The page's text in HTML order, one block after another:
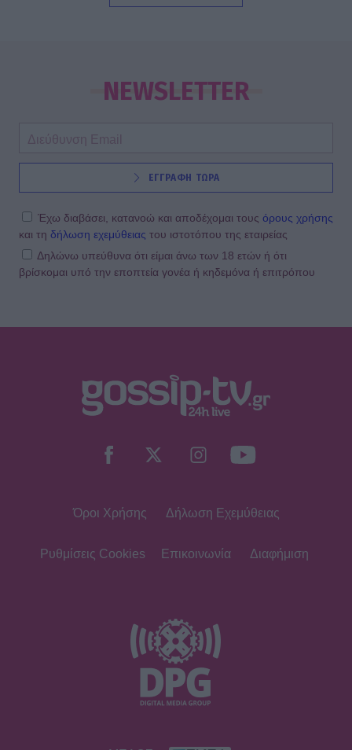
stylish εμφανίσεις & ένας
απολαυστικός Αύγουστος για Νίκα -
SHOWBIZ
Ατύχημα στις διακοπές για τον Ιβάν
μήνυμα: «Θα σηκωθώ πιο δυνατός»
SHOWBIZ
Λένα Παπαληγούρα για Άκη Πάντο:
απ’ ό,τι είχα φανταστεί»
Παπούλια σε αυτή τη φωτογραφία; Η
Οικονομάκου: To fashion souvenir
από τα Bora Bora - H χειροποίητη
τσάντα από φύλλα που θα ζηλέψεις
NEWSLETTER
ΕΓΓΡΑΦΗ ΤΩΡΑ
Έχω διαβάσει, κατανοώ και αποδέχομαι τους όρους χρήσης
και τη δήλωση εχεμύθειας του ιστοτόπου της εταιρείας
Δηλώνω υπεύθυνα ότι είμαι άνω των 18 ετών ή ότι
βρίσκομαι υπό την εποπτεία γονέα ή κηδεμόνα ή επιτρόπου
Όροι Χρήσης Δήλωση Εχεμύθειας
Ρυθμίσεις Cookies Επικοινωνία Διαφήμιση